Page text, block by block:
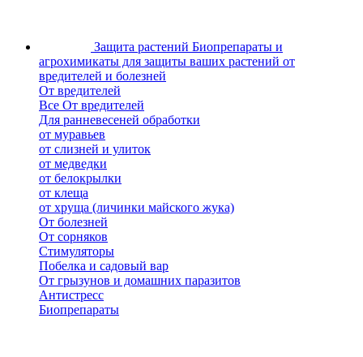
Защита растений Биопрепараты и
агрохимикаты для защиты ваших растений от
вредителей и болезней
От вредителей
Все От вредителей
Для ранневесеней обработки
от муравьев
от слизней и улиток
от медведки
от белокрылки
от клеща
от хруща (личинки майского жука)
От болезней
От сорняков
Стимуляторы
Побелка и садовый вар
От грызунов и домашних паразитов
Антистресс
Биопрепараты